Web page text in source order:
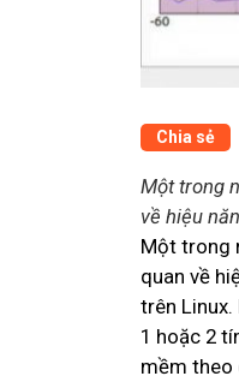
Chia sẻ
Một trong
về hiệu
Một trong
quan về
trên
1 hoặc 2
mềm theo